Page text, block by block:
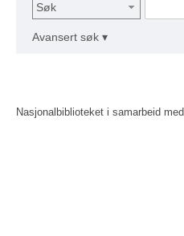
Søk
Avansert søk ▾
Nasjonalbiblioteket i samarbeid med